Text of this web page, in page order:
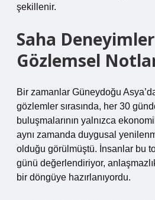
şekillenir.
Saha
Gözlemsel
Bir zamanlar Güneydoğu
gözlemler sırasında, her 30
buluşmalarının yalnızca
aynı zamanda duygusal
olduğu görülmüştü. İnsanlar bu
günü değerlendiriyor,
bir döngüye hazırlanıyordu.